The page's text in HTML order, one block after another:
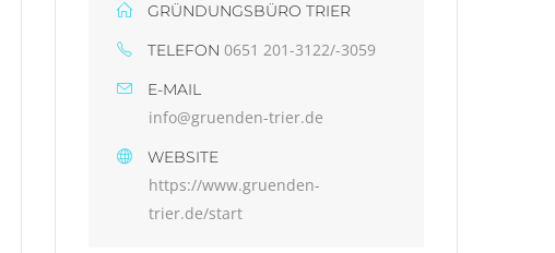
GRÜNDUNGSBÜRO TRIER
TELEFON 0651 201-3122/-3059
E-MAIL
info@gruenden-trier.de
WEBSITE
https://www.gruenden-
trier.de/start